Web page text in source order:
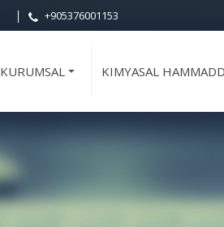
+905376001153
KURUMSAL KIMYASAL